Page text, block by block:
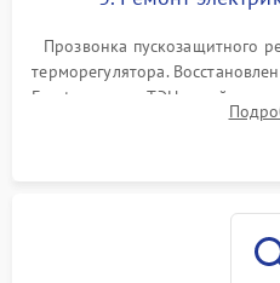
Прозвонка пускозащитного
терморегулятора.
Frost, включая ТЭН оттайки и
платы управления